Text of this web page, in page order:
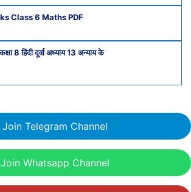
Class 6 Maths PDF
8 हिंदी दूर्वा अध्याय 13 अन्याय के
Join Telegram Channel
Join Whatsapp Channel